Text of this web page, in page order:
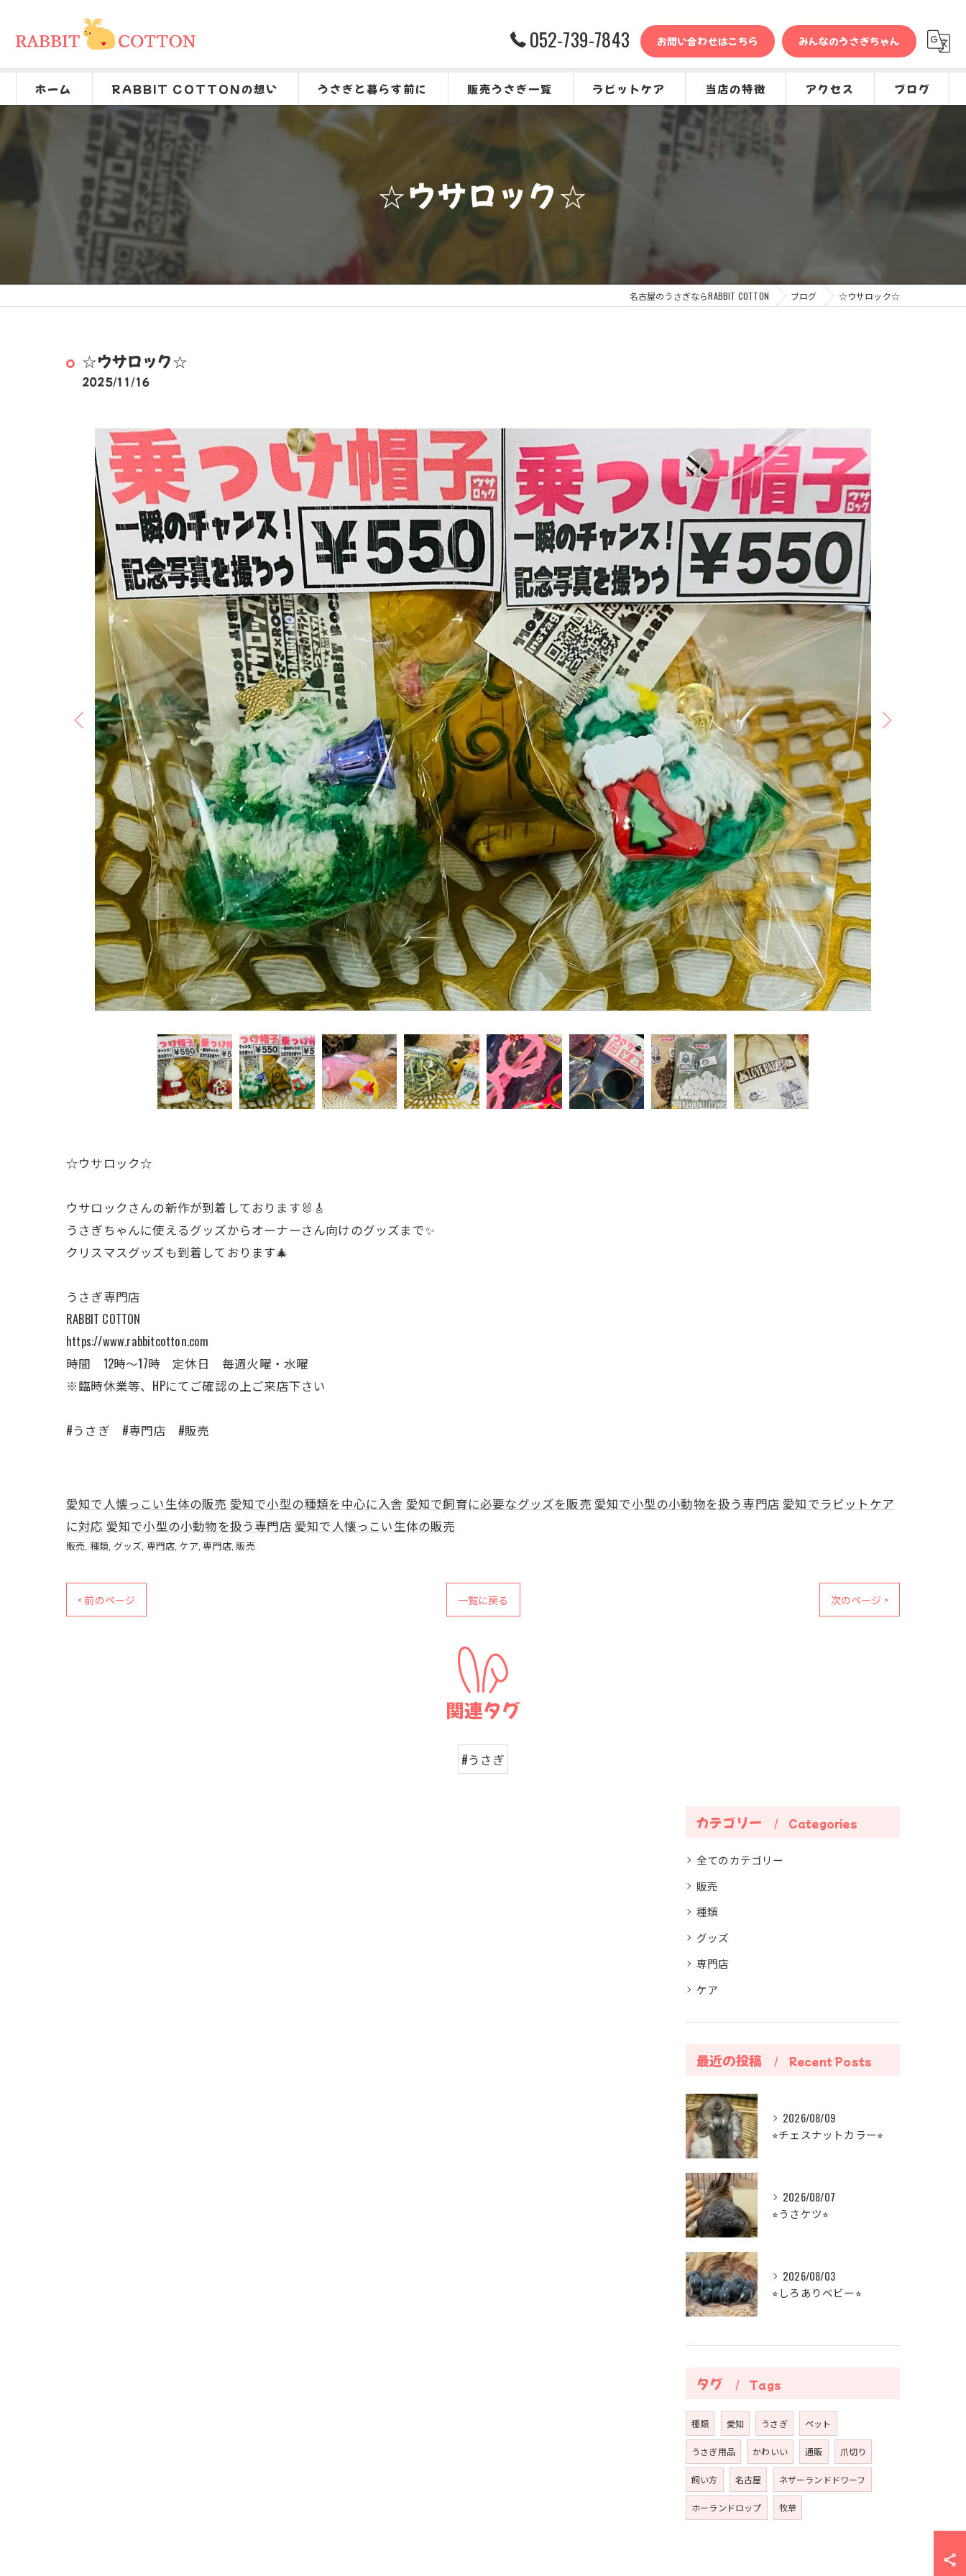
052-739-7843 お問い合わせはこちら みんなのうさぎちゃん
ホーム RABBIT COTTONの想い うさぎと暮らす前に
うさぎをお迎えする前に
販売うさぎ一覧 ラビットケア 当店の特徴
販売
ケア
アクセス ブログ
☆ウサロック☆
名古屋のうさぎならRABBIT COTTON ブログ ☆ウサロック☆
☆ウサロック☆
2025/11/16
☆ウサロック☆
ウサロックさんの新作が到着しております🐰🎸
うさぎちゃんに使えるグッズからオーナーさん向けのグッズまで✨
クリスマスグッズも到着しております🎄
うさぎ専門店
RABBIT COTTON
https://www.rabbitcotton.com
時間 12時〜17時 定休日 毎週火曜・水曜
※臨時休業等、HPにてご確認の上ご来店下さい
#うさぎ #専門店 #販売
愛知で人懐っこい生体の販売 愛知で小型の種類を中心に入舎 愛知で飼育に必要なグッズを販売 愛知で小型の小動物を扱う専門店 愛知でラビットケア
に対応 愛知で小型の小動物を扱う専門店 愛知で人懐っこい生体の販売
販売 種類 グッズ 専門店 ケア 専門店 販売
< 前のページ 一覧に戻る 次のページ >
関連タグ
#うさぎ
カテゴリー Categories
全てのカテゴリー
販売
種類
グッズ
専門店
ケア
最近の投稿 Recent Posts
2026/08/09
⭐︎チェスナットカラー⭐︎
2026/08/07
⭐︎うさケツ⭐︎
2026/08/03
⭐︎しろありベビー⭐︎
タグ Tags
種類 愛知 うさぎ ペット
うさぎ用品 かわいい 通販 爪切り
飼い方 名古屋 ネザーランドドワーフ
ホーランドロップ 牧草